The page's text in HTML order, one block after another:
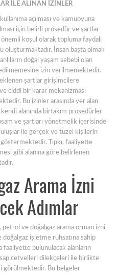
İLE ALINAN İZİNLER
açılması ve kamuoyuna
için belirli prosedür ve şartlar
koşul olarak topluma faydalı
oluşturmaktadır. İnsan başta olmak
doğal yaşam sebebi olan
izin verilmemektedir.
şartlar girişimcilere
ciddi bir karar mekanizması
Bu izinler arasında yer alan
alanında birtakım prosedürler
ve şartları yönetmelik içerisinde
ile gerçek ve tüzel kişilerin
göstermektedir. Tıpkı, faaliyette
gibi alanına göre belirlenen
Arama İzni
Adımlar
ve doğalgaz arama orman izni
işletme ruhsatına sahip
bulunulacak alanların
cetvelleri dilekçeleri ile birlikte
görülmektedir. Bu belgeler